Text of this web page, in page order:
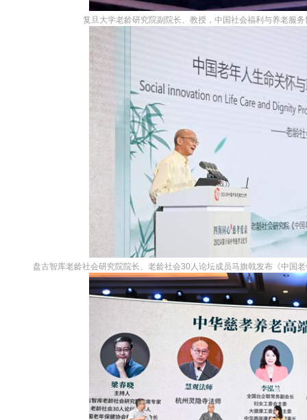
复旦大学老龄研究院副院长、教授，中国社会福利与养老服务
盘古智库老龄社会研究院院长、老龄社会30人论坛成员马旗戟发布《中国老